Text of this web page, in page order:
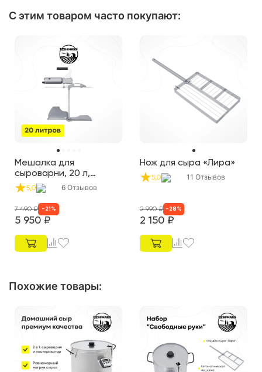
С этим товаром часто покупают:
Мешалка для
сыроварни, 20 л,
реверсивная
5,0 6 Отзывов
5 950 ₽
7 490₽ - 21 %
Нож для сыра «Лира»
5,0 11 Отзывов
2 150 ₽
2 990₽ - 28 %
Похожие товары: